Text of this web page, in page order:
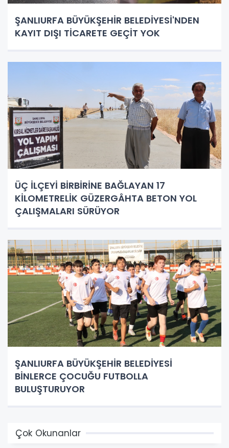
ŞANLIURFA BÜYÜKŞEHİR BELEDİYESİ'NDEN
KAYIT DIŞI TİCARETE GEÇİT YOK
ÜÇ İLÇEYİ BİRBİRİNE BAĞLAYAN 17
KİLOMETRELİK GÜZERGÂHTA BETON YOL
ÇALIŞMALARI SÜRÜYOR
ŞANLIURFA BÜYÜKŞEHİR BELEDİYESİ
BİNLERCE ÇOCUĞU FUTBOLLA
BULUŞTURUYOR
Çok Okunanlar